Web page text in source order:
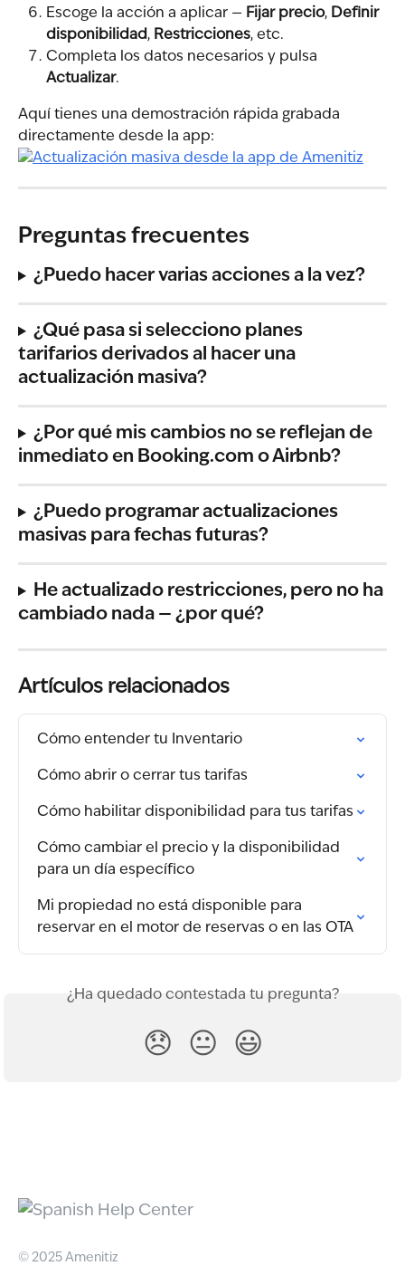
Escoge la acción a aplicar — Fijar precio, Definir
disponibilidad, Restricciones, etc.
Completa los datos necesarios y pulsa
Actualizar.
Aquí tienes una demostración rápida grabada
directamente desde la app:
Preguntas frecuentes
¿Puedo hacer varias acciones a la vez?
¿Qué pasa si selecciono planes
tarifarios derivados al hacer una
actualización masiva?
¿Por qué mis cambios no se reflejan de
inmediato en Booking.com o Airbnb?
¿Puedo programar actualizaciones
masivas para fechas futuras?
He actualizado restricciones, pero no ha
cambiado nada — ¿por qué?
Artículos relacionados
Cómo entender tu Inventario
Cómo abrir o cerrar tus tarifas
Cómo habilitar disponibilidad para tus tarifas
Cómo cambiar el precio y la disponibilidad
para un día específico
Mi propiedad no está disponible para
reservar en el motor de reservas o en las OTA
¿Ha quedado contestada tu pregunta?
😞 😐 😃
© 2025 Amenitiz